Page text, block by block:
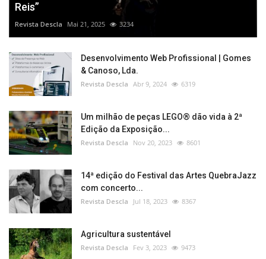
Reis”
Revista Descla Mai 21, 2025 3234
Desenvolvimento Web Profissional | Gomes
& Canoso, Lda.
Revista Descla Abr 9, 2024 6319
Um milhão de peças LEGO® dão vida à 2ª
Edição da Exposição...
Revista Descla Nov 20, 2023 8601
14ª edição do Festival das Artes QuebraJazz
com concerto...
Revista Descla Jul 18, 2023 8367
Agricultura sustentável
Revista Descla Fev 3, 2023 9473